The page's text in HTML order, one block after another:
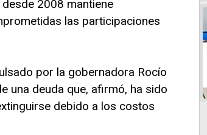
desde 2008 mantiene
las participaciones
por la gobernadora Rocío
una deuda que, afirmó, ha sido
debido a los costos